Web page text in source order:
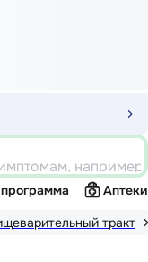
Аптеки
тракт